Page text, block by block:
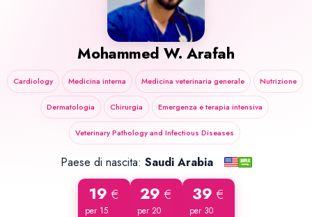
Mohammed W. Arafah
Cardiology Medicina interna Medicina veterinaria generale Nutrizione
Dermatologia Chirurgia Emergenza e terapia intensiva
Veterinary Pathology and Infectious Diseases
Paese di nascita: Saudi Arabia
19 €
per 15
29 €
per 20
39 €
per 30